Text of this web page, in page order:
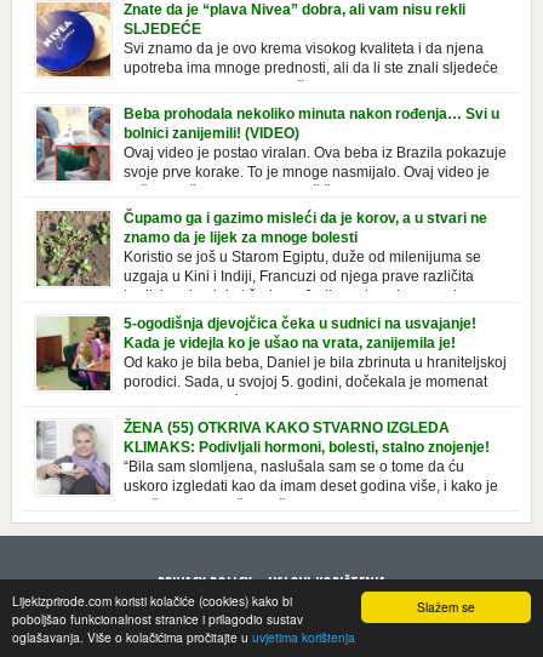
Slažem se
Lijekizprirode.com koristi kolačiće (cookies) kako bi
poboljšao funkcionalnost stranice i prilagodio sustav
oglašavanja. Više o kolačićima pročitajte u uvjetima korištenja
Znate da je “plava Nivea” dobra, ali vam nisu rekli
SLJEDEĆE
Svi znamo da je ovo krema visokog kvaliteta i da njena
upotreba ima mnoge prednosti, ali da li ste znali sljedeće
prepoznatljivog mirisa i jednostavne formule, jeste nezamenljiv inventar
u kupatilima i muškaraca i žena. Mnogi ljudi se ne odvajaju od nje, pa je
čak nose sa […]
Beba prohodala nekoliko minuta nakon rođenja… Svi u
bolnici zanijemili! (VIDEO)
Ovaj video je postao viralan. Ova beba iz Brazila pokazuje
svoje prve korake. To je mnoge nasmijalo. Ovaj video je
novorođenih beba. Video je snimila babica, pregledalo ga je preko 80
miliona ljudi. Ove babice su ostale u čudu nakon što su vidjeli kako
beba želi […]
Čupamo ga i gazimo misleći da je korov, a u stvari ne
znamo da je lijek za mnoge bolesti
Koristio se još u Starom Egiptu, duže od milenijuma se
uzgaja u Kini i Indiji, Francuzi od njega prave različita
tradicionalna jela i čorbe… Jedino mi gazimo po njemu,
čupamo ga i bacamo kao korov! Tušt je jednogodišnji, ali vrlo uporan
“korov” koji, ka­da nam se jednom nastani u bašti ili dvorištu, teško ga se
5-ogodišnja djevojčica čeka u sudnici na usvajanje!
Kada je videjla ko je ušao na vrata, zanijemila je!
Od kako je bila beba, Daniel je bila zbrinuta u hraniteljskoj
porodici. Sada, u svojoj 5. godini, dočekala je momenat
usvajanja, kada će dobiti novu, stalnu porodicu. Ovaj dan
je bio veoma poseban za djevojčicu i njenu novu porodicu, ali je uskoro
postao još čarobniji, zahvaljujući socijalnom radniku koji poznaje
Daniel. Njenoj novoj porodici je […]
ŽENA (55) OTKRIVA KAKO STVARNO IZGLEDA
KLIMAKS: Podivljali hormoni, bolesti, stalno znojenje!
“Bila sam slomljena, naslušala sam se o tome da ću
uskoro izgledati kao da imam deset godina više, i kako je
to težak period u životu žene, podloga za mnoge bolesti,
gotovo da nema lijeka”, priča Violeta. “Kada sam napunila 48 godina,
PRIVACY POLICY USLOVI KORIŠTENJA
© 2013 LijekizPrirode. All rights reserved